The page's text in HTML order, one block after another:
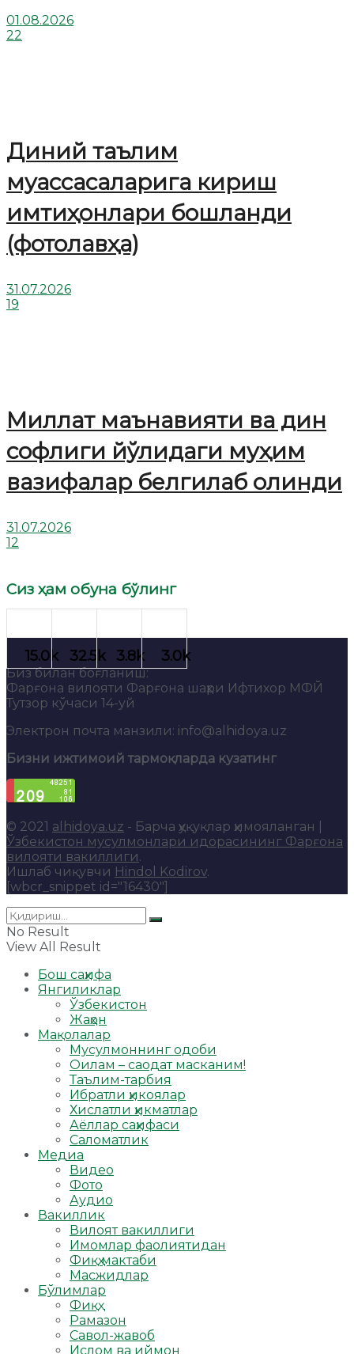
01.08.2026
22
Диний таълим
муассасаларига кириш
имтиҳонлари бошланди
(фотолавҳа)
31.07.2026
19
Миллат маънавияти ва дин
софлиги йўлидаги муҳим
вазифалар белгилаб олинди
31.07.2026
12
Сиз ҳам обуна бўлинг
Биз билан боғланиш:
Фарғона вилояти Фарғона шаҳри Ифтихор МФЙ
Тутзор кўчаси 14-уй
Электрон почта манзили: info@alhidoya.uz
Бизни ижтимоий тармоқларда кузатинг
© 2021 alhidoya.uz - Барча ҳуқуқлар ҳимояланган |
Ўзбекистон мусулмонлари идорасининг Фарғона
вилояти вакиллиги.
Ишлаб чиқувчи Hindol Kodirov.
[wbcr_snippet id="16430"]
No Result
View All Result
Бош саҳифа
Янгиликлар
Ўзбекистон
Жаҳон
Мақолалар
Мусулмоннинг одоби
Оилам – саодат масканим!
Таълим-тарбия
Ибратли ҳикоялар
Хислатли ҳикматлар
Аёллар саҳифаси
Саломатлик
Медиа
Видео
Фото
Аудио
Вакиллик
Вилоят вакиллиги
Имомлар фаолиятидан
Фиқҳ мактаби
Масжидлар
Бўлимлар
Фиқҳ
Рамазон
Савол-жавоб
Ислом ва иймон